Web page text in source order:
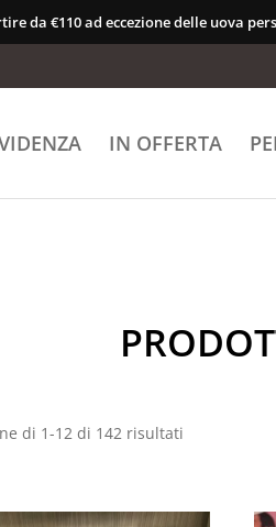
da €110 ad eccezione delle uova
IN OFFERTA
di 1-12 di 142 risultati